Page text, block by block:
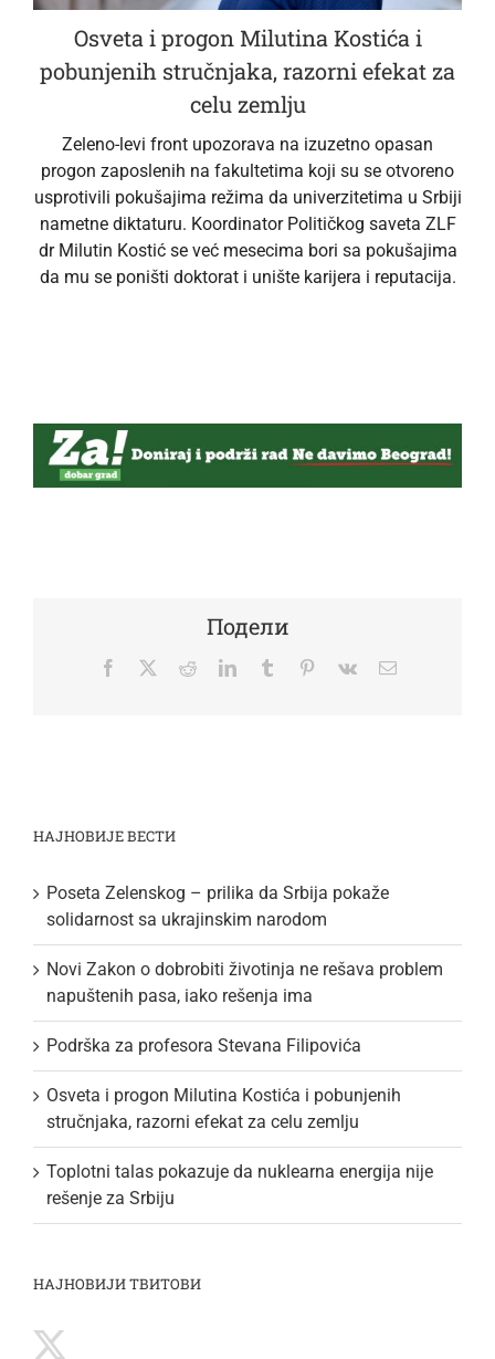
Osveta i progon Milutina Kostića i
pobunjenih stručnjaka, razorni efekat za
celu zemlju
Zeleno-levi front upozorava na izuzetno opasan
progon zaposlenih na fakultetima koji su se otvoreno
usprotivili pokušajima režima da univerzitetima u Srbiji
nametne diktaturu. Koordinator Političkog saveta ZLF
dr Milutin Kostić se već mesecima bori sa pokušajima
da mu se poništi doktorat i unište karijera i reputacija.
Подели
Facebook
TwitterRedditLinkedInTumblr Pinterest
Vk Email
НАЈНОВИЈЕ ВЕСТИ
Poseta Zelenskog – prilika da Srbija pokaže
solidarnost sa ukrajinskim narodom
Novi Zakon o dobrobiti životinja ne rešava problem
napuštenih pasa, iako rešenja ima
Podrška za profesora Stevana Filipovića
Osveta i progon Milutina Kostića i pobunjenih
stručnjaka, razorni efekat za celu zemlju
Toplotni talas pokazuje da nuklearna energija nije
rešenje za Srbiju
НАЈНОВИЈИ ТВИТОВИ